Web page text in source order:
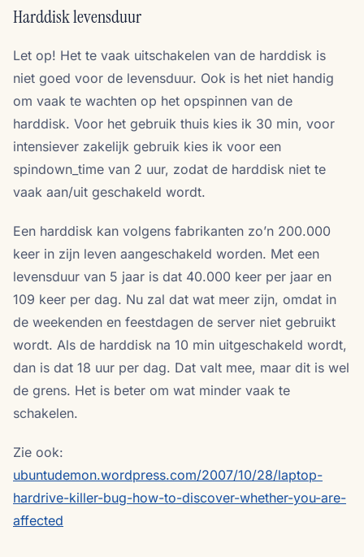
Harddisk levensduur
Let op! Het te vaak uitschakelen van de harddisk is
niet goed voor de levensduur. Ook is het niet handig
om vaak te wachten op het opspinnen van de
harddisk. Voor het gebruik thuis kies ik 30 min, voor
intensiever zakelijk gebruik kies ik voor een
spindown_time van 2 uur, zodat de harddisk niet te
vaak aan/uit geschakeld wordt.
Een harddisk kan volgens fabrikanten zo’n 200.000
keer in zijn leven aangeschakeld worden. Met een
levensduur van 5 jaar is dat 40.000 keer per jaar en
109 keer per dag. Nu zal dat wat meer zijn, omdat in
de weekenden en feestdagen de server niet gebruikt
wordt. Als de harddisk na 10 min uitgeschakeld wordt,
dan is dat 18 uur per dag. Dat valt mee, maar dit is wel
de grens. Het is beter om wat minder vaak te
schakelen.
Zie ook:
ubuntudemon.wordpress.com/2007/10/28/laptop-
hardrive-killer-bug-how-to-discover-whether-you-are-
affected